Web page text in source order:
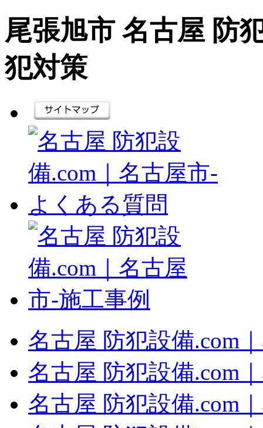
尾張旭市 名古屋 防
犯対策
名古屋 防犯設備.com
名古屋 防犯設備.com
名古屋 防犯設備.com